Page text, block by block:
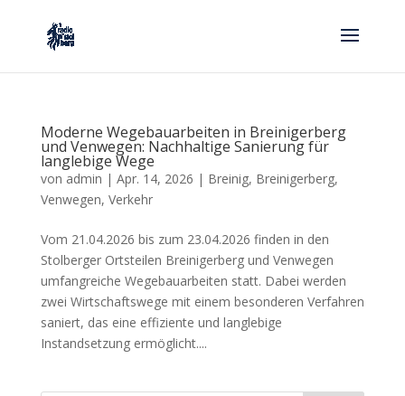
Moderne Wegebauarbeiten in Breinigerberg
und Venwegen: Nachhaltige Sanierung für
langlebige Wege
von admin | Apr. 14, 2026 | Breinig, Breinigerberg,
Venwegen, Verkehr
Vom 21.04.2026 bis zum 23.04.2026 finden in den
Stolberger Ortsteilen Breinigerberg und Venwegen
umfangreiche Wegebauarbeiten statt. Dabei werden
zwei Wirtschaftswege mit einem besonderen Verfahren
saniert, das eine effiziente und langlebige
Instandsetzung ermöglicht....